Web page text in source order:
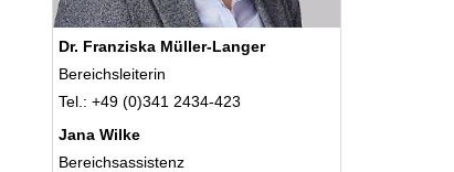
Dr. Franziska Müller-Langer
Bereichsleiterin
Tel.: +49 (0)341 2434-423
Jana Wilke
Bereichsassistenz